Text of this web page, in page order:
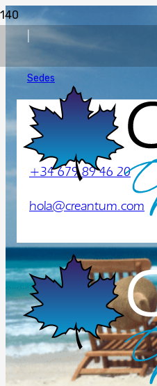
Sedes
+34 679 89 46 20
hola@creantum.com